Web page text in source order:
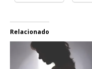
Relacionado